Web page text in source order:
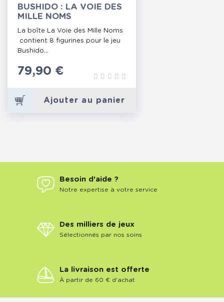
BUSHIDO : LA VOIE DES
MILLE NOMS
La boîte La Voie des Mille Noms
contient 8 figurines pour le jeu
Bushido...
Prix
79,90 €
Ajouter au panier
Besoin d'aide ?
Notre expertise à votre service
Des milliers de jeux
Sélectionnés par nos soins
La livraison est offerte
À partir de 60 € d'achat